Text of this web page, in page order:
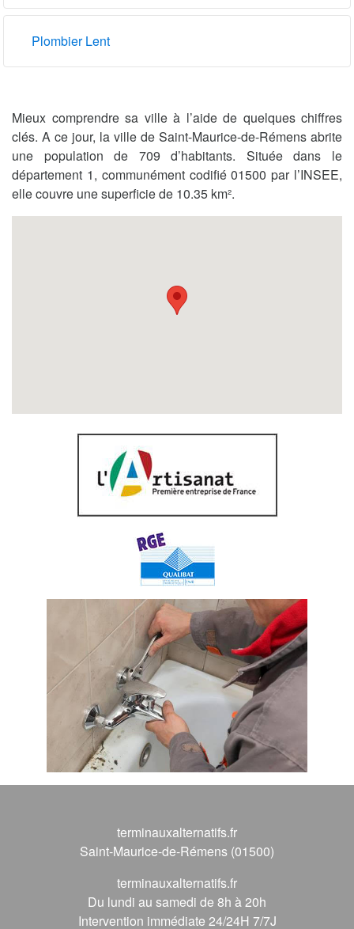
Plombier Lent
Mieux comprendre sa ville à l’aide de quelques chiffres
clés. A ce jour, la ville de Saint-Maurice-de-Rémens abrite
une population de 709 d’habitants. Située dans le
département 1, communément codifié 01500 par l’INSEE,
elle couvre une superficie de 10.35 km².
terminauxalternatifs.fr
Saint-Maurice-de-Rémens (01500)
terminauxalternatifs.fr
Du lundi au samedi de 8h à 20h
Intervention immédiate 24/24H 7/7J